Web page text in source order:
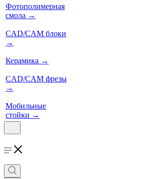
Фотополимерная
смола →
CAD/CAM блоки
→
Керамика →
CAD/CAM фрезы
→
Мобильные
стойки →